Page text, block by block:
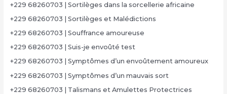
+229 68260703 | Sortilèges dans la sorcellerie africaine
+229 68260703 | Sortilèges et Malédictions
+229 68260703 | Souffrance amoureuse
+229 68260703 | Suis-je envoûté test
+229 68260703 | Symptômes d’un envoûtement amoureux
+229 68260703 | Symptômes d’un mauvais sort
+229 68260703 | Talismans et Amulettes Protectrices